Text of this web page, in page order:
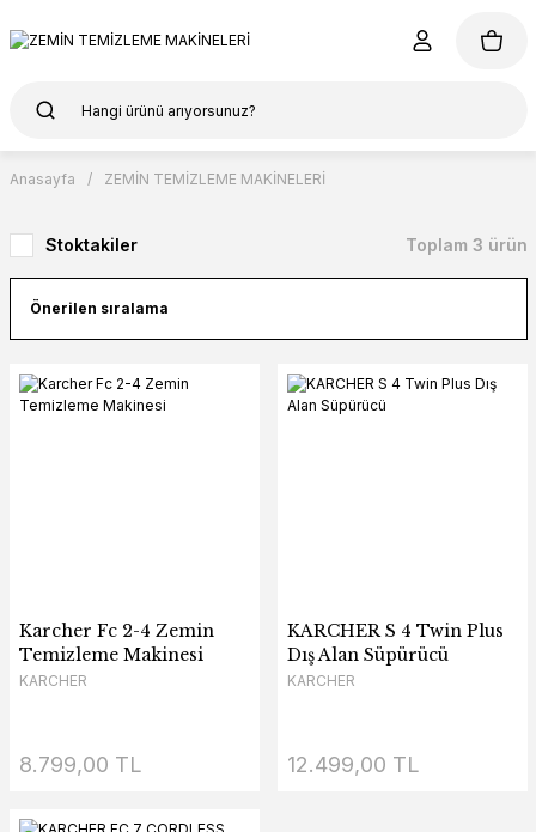
Anasayfa ZEMİN TEMİZLEME MAKİNELERİ
Stoktakiler Toplam 3 ürün
Karcher Fc 2-4 Zemin
Temizleme Makinesi
KARCHER
8.799,00 TL
KARCHER S 4 Twin Plus
Dış Alan Süpürücü
KARCHER
12.499,00 TL